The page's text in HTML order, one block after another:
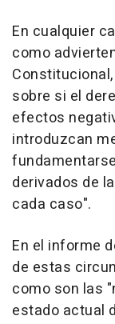
En cualquier
como
sobre si el
efectos
introduzcan
derivados de
cada caso".
En el informe
de estas
como son las
estado actual